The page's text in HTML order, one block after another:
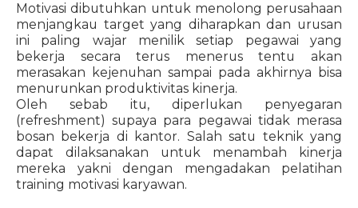
Motivasi dibutuhkan untuk menolong perusahaan
menjangkau target yang diharapkan dan urusan
ini paling wajar menilik setiap pegawai yang
bekerja secara terus menerus tentu akan
merasakan kejenuhan sampai pada akhirnya bisa
menurunkan produktivitas kinerja.
Oleh sebab itu, diperlukan penyegaran
(refreshment) supaya para pegawai tidak merasa
bosan bekerja di kantor. Salah satu teknik yang
dapat dilaksanakan untuk menambah kinerja
mereka yakni dengan mengadakan pelatihan
training motivasi karyawan.